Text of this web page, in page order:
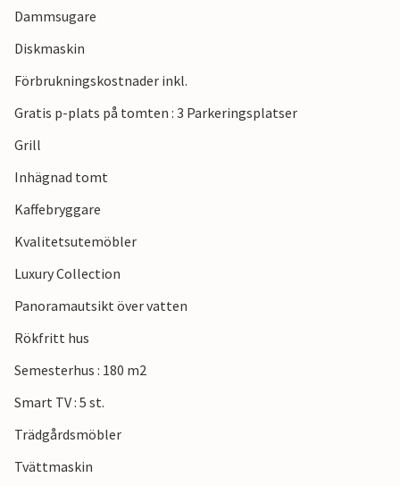
Dammsugare
Diskmaskin
Förbrukningskostnader inkl.
Gratis p-plats på tomten : 3 Parkeringsplatser
Grill
Inhägnad tomt
Kaffebryggare
Kvalitetsutemöbler
Luxury Collection
Panoramautsikt över vatten
Rökfritt hus
Semesterhus : 180 m2
Smart TV : 5 st.
Trädgårdsmöbler
Tvättmaskin